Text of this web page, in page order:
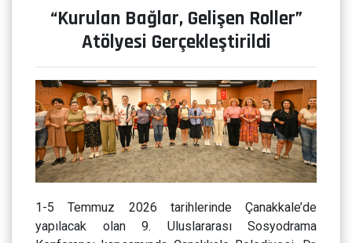
“Kurulan Bağlar, Gelişen Roller”
Atölyesi Gerçekleştirildi
1-5 Temmuz 2026 tarihlerinde Çanakkale’de
yapılacak olan 9. Uluslararası Sosyodrama